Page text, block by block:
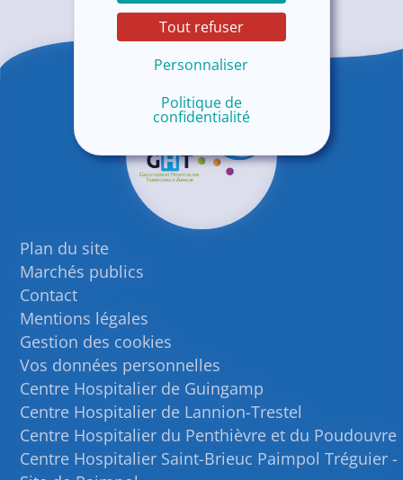
Plan du site
Marchés publics
Contact
Mentions légales
Gestion des cookies
Vos données personnelles
Centre Hospitalier de Guingamp
Centre Hospitalier de Lannion-Trestel
Centre Hospitalier du Penthièvre et du Poudouvre
Centre Hospitalier Saint-Brieuc Paimpol Tréguier -
Tout refuser
Personnaliser
Politique de
confidentialité